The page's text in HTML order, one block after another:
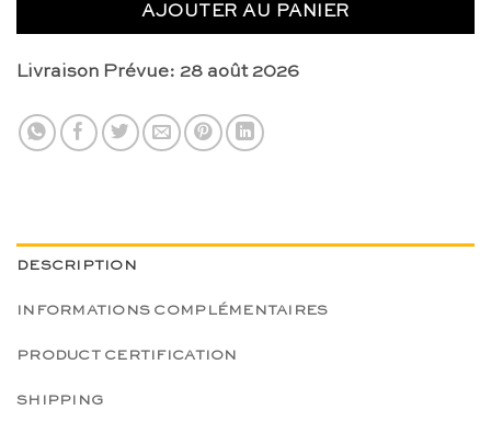
AJOUTER AU PANIER
Livraison Prévue: 28 août 2026
DESCRIPTION
INFORMATIONS COMPLÉMENTAIRES
PRODUCT CERTIFICATION
SHIPPING